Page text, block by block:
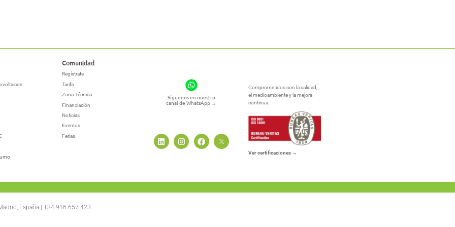
Comunidad
Regístrate
Tarifa
Zona Técnica
Financiación
Noticias
Eventos
Ferias
Síguenos en nuestro
canal de WhatsApp →
Comprometidos con la calidad,
el medioambiente y la mejora
continua.
Ver certificaciones →
España | +34 916 657 423